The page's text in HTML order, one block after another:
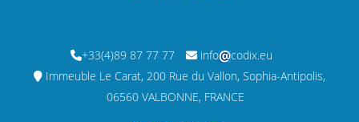
+33(4)89 87 77 77 info
codix.eu
Immeuble Le Carat, 200 Rue du Vallon, Sophia-Antipolis,
06560 VALBONNE, FRANCE